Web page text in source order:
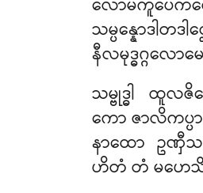
လောမကူပေကလ
သမ္ပန္နောဒါ
နီလမုဒ္ဓဂ္ဂလောမ
သမ္ဗုဒ္ဓါ ထူ
ကော ဇာလိကပ္ပ
နာထော ဥ
ဟိတံ တံ မဟေသိံ